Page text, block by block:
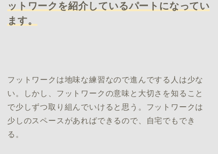
ットワークを紹介しているパートになってい
ます。
フットワークは地味な練習なので進んでする人は少な
い。しかし、フットワークの意味と大切さを知ること
で少しずつ取り組んでいけると思う。フットワークは
少しのスペースがあればできるので、自宅でもでき
る。